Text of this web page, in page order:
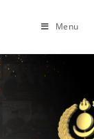
Menu